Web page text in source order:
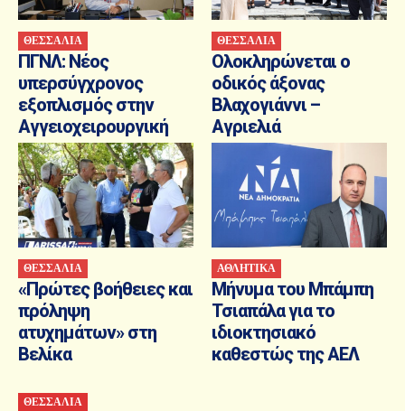
ΘΕΣΣΑΛΙΑ
ΠΓΝΛ: Νέος
υπερσύγχρονος
εξοπλισμός στην
Αγγειοχειρουργική
ΘΕΣΣΑΛΙΑ
Ολοκληρώνεται ο
οδικός άξονας
Βλαχογιάννι –
Αγριελιά
ΘΕΣΣΑΛΙΑ
«Πρώτες βοήθειες και
πρόληψη
ατυχημάτων» στη
Βελίκα
ΑΘΛΗΤΙΚΑ
Μήνυμα του Μπάμπη
Τσιαπάλα για το
ιδιοκτησιακό
καθεστώς της ΑΕΛ
ΘΕΣΣΑΛΙΑ